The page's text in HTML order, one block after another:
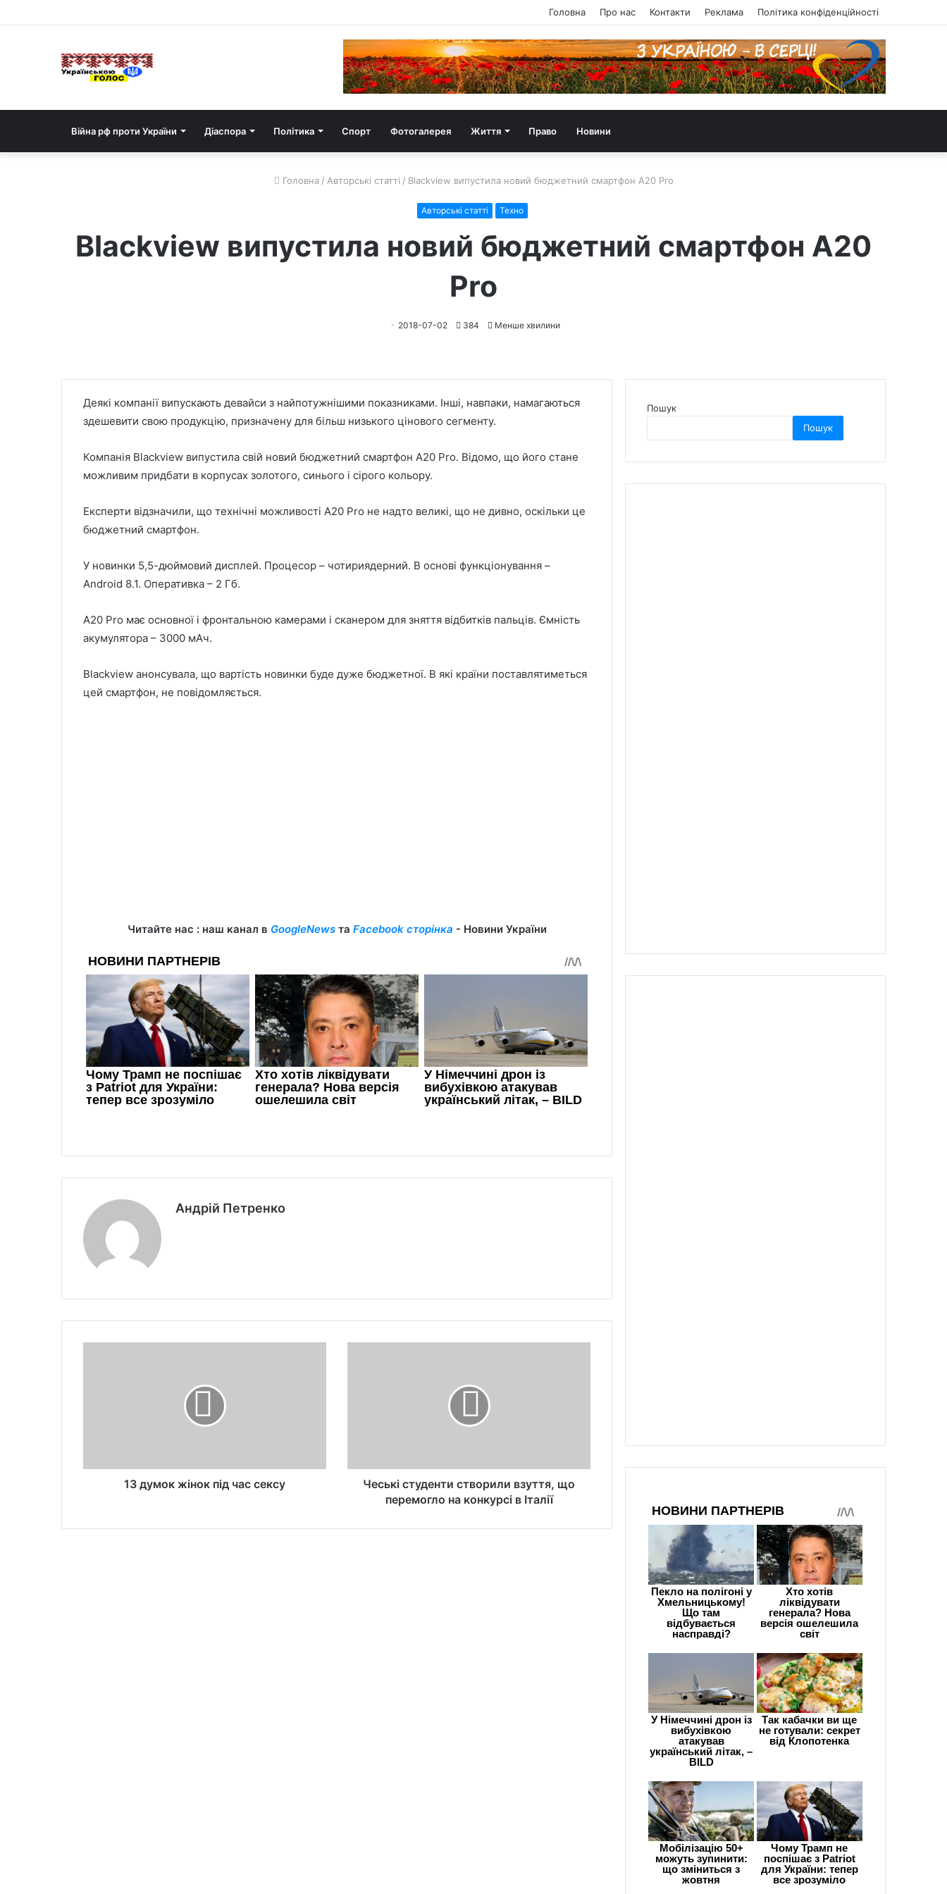
Головна Про нас Контакти Реклама Політика конфіденційності
Війна рф проти України Діаспора Політика Спорт Фотогалерея Життя Право Новини
Головна / Авторські статті / Blackview випустила новий бюджетний смартфон A20 Pro
Авторські статті Техно
Blackview випустила новий бюджетний смартфон A20
Pro
2018-07-02 384 Менше хвилини
Деякі компанії випускають девайси з найпотужнішими показниками. Інші, навпаки, намагаються
здешевити свою продукцію, призначену для більш низького цінового сегменту.
Компанія Blackview випустила свій новий бюджетний смартфон A20 Pro. Відомо, що його стане
можливим придбати в корпусах золотого, синього і сірого кольору.
Експерти відзначили, що технічні можливості A20 Pro не надто великі, що не дивно, оскільки це
бюджетний смартфон.
У новинки 5,5-дюймовий дисплей. Процесор – чотириядерний. В основі функціонування –
Android 8.1. Оперативка – 2 Гб.
A20 Pro має основної і фронтальною камерами і сканером для зняття відбитків пальців. Ємність
акумулятора – 3000 мАч.
Blackview анонсувала, що вартість новинки буде дуже бюджетної. В які країни поставлятиметься
цей смартфон, не повідомляється.
Читайте нас : наш канал в GoogleNewsта Facebook сторінка - Новини України
Андрій Петренко
13 думок жінок під час сексу
Чеські студенти створили взуття, що
перемогло на конкурсі в Італії
Пошук
Пошук